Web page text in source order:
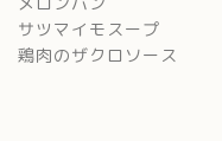
サツマイモスープ
鶏肉のザクロソース